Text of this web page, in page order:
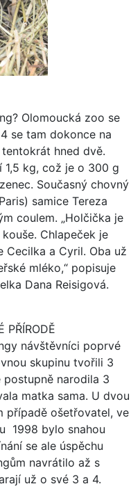
Olomoucká zoo se
se tam dokonce na
hned dvě.
1,5 kg, což je o 300 g
Současný chovný
samice Tereza
coulem. „Holčička je
Chlapeček je
Cecilka a Cyril. Oba už
mléko,“ popisuje
Dana Reisigová.
PŘÍRODĚ
návštěvníci poprvé
skupinu tvořili 3
postupně narodila 3
matka sama. U dvou
případě ošetřovatel, ve
1998 bylo snahou
se ale úspěchu
navrátilo až s
už o své 3 a 4.